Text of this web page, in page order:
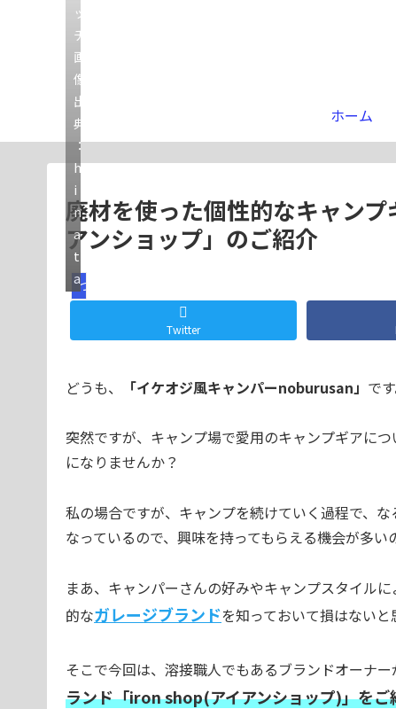
ホーム
廃材を使った個性的なキャン
アンショップ」のご紹介
つぶやき
ッ
チ
画
像
出
典
：
h
i
n
a
t
a
Twitter
どうも、 「イケオジ風キャンパーnoburusan」 です
突然ですが、キャンプ場で愛用のキャンプギアに
になりませんか？
私の場合ですが、キャンプを続けていく過程で、
なっているので、興味を持ってもらえる機会が多い
まあ、キャンパーさんの好みやキャンプスタイル
的なガレージブランドを知っておいて損はないと
そこで今回は、溶接職人でもあるブランドオーナー
ランド「iron shop(アイアンショップ)」をご